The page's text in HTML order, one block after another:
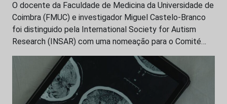
O docente da Faculdade de Medicina da Universidade de
Coimbra (FMUC) e investigador Miguel Castelo-Branco
foi distinguido pela International Society for Autism
Research (INSAR) com uma nomeação para o Comité…